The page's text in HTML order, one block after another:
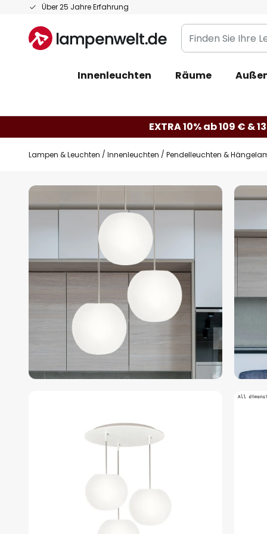
Über 25 Jahre Erfahrung
Zum
springen
Finden
Sie
Leuchte...
Innenleuchten Räume
EXTRA 10% ab 109 € &
Lampen & Leuchten Innenleuchten Pendelleuchten &
Zum
Ende